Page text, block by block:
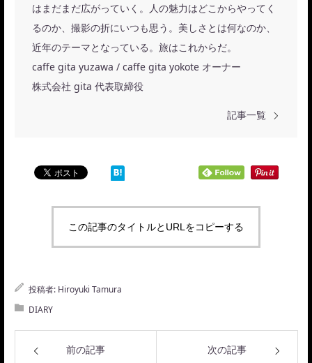
はまだまだ広がっていく。人の魅力はどこからやってく
るのか、撮影の折にいつも思う。美しさとは何なのか、
近年のテーマとなっている。旅はこれからだ。
caffe gita yuzawa / caffe gita yokote オーナー
株式会社 gita 代表取締役
記事一覧
この記事のタイトルとURLをコピーする
投稿者: Hiroyuki Tamura
DIARY
前の記事 次の記事